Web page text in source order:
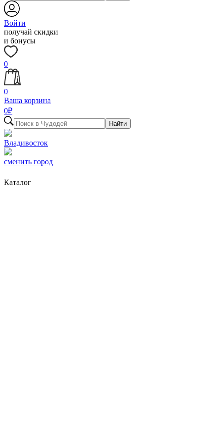
Войти
получай скидки
и бонусы
0
0
Ваша корзина
0₽
Найти
Владивосток
сменить город
Каталог